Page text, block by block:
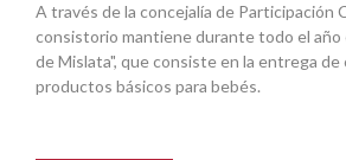
A través de la concejalía de Participación
consistorio mantiene durante todo el año
de Mislata", que consiste en la entrega de
productos básicos para bebés.